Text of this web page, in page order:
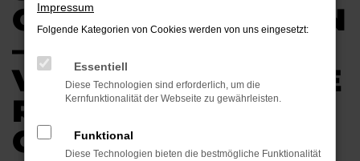
GEBRAUCHTWAGEN
–
VERTRAUENSVOLLE
R AUTOKAUF IN
COTTBUS
Impressum
Folgende Kategorien von Cookies werden von uns eingesetzt:
Essentiell
Diese Technologien sind erforderlich, um die
Kernfunktionalität der Webseite zu gewährleisten.
Funktional
Diese Technologien bieten die bestmögliche Funktionalität